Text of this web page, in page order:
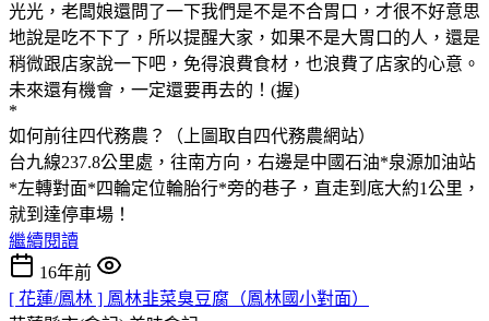
光光，老闆娘還問了一下我們是不是不合胃口，才很不好意思
地說是吃不下了，所以提醒大家，如果不是大胃口的人，還是
稍微跟店家說一下吧，免得浪費食材，也浪費了店家的心意。
未來還有機會，一定還要再去的！(握)
*
如何前往四代務農？（上圖取自四代務農網站）
台九線237.8公里處，往南方向，右邊是中國石油*泉源加油站
*左轉對面*四輪定位輪胎行*旁的巷子，直走到底大約1公里，
就到達停車場！
繼續閱讀
16年前
[ 花蓮/鳳林 ] 鳳林韭菜臭豆腐（鳳林國小對面）